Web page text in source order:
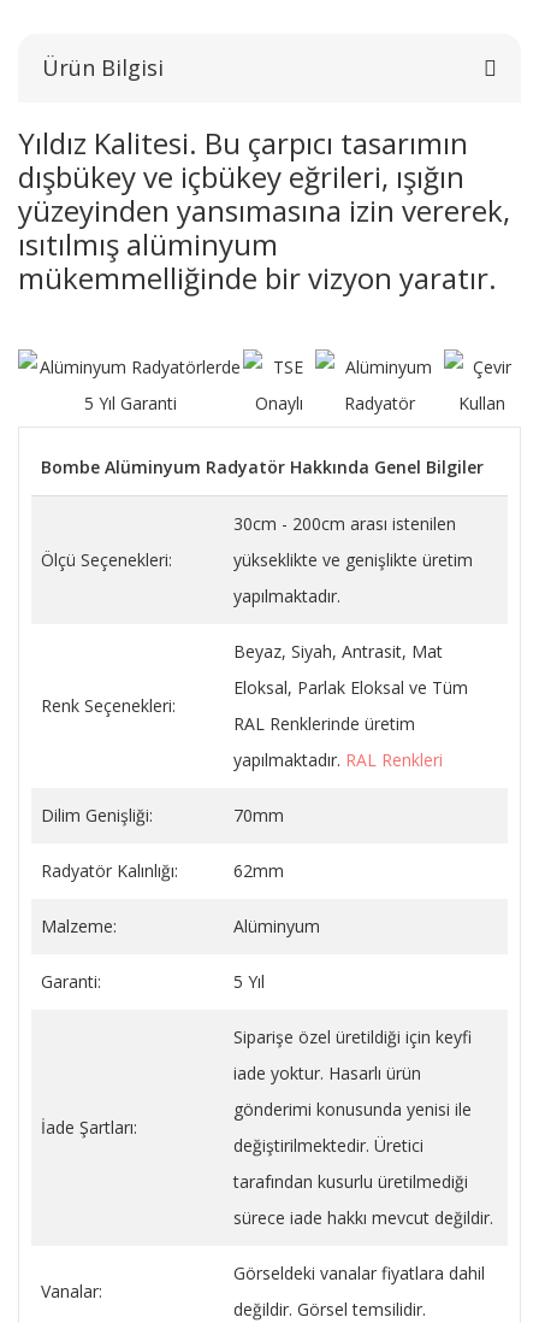
Ürün Bilgisi
Yıldız Kalitesi. Bu çarpıcı tasarımın
dışbükey ve içbükey eğrileri, ışığın
yüzeyinden yansımasına izin vererek,
ısıtılmış alüminyum
mükemmelliğinde bir vizyon yaratır.
Bombe Alüminyum Radyatör Hakkında Genel Bilgiler
Ölçü Seçenekleri:
30cm - 200cm arası istenilen
yükseklikte ve genişlikte üretim
yapılmaktadır.
Renk Seçenekleri:
Beyaz, Siyah, Antrasit, Mat
Eloksal, Parlak Eloksal ve Tüm
RAL Renklerinde üretim
yapılmaktadır. RAL Renkleri
Dilim Genişliği: 70mm
Radyatör Kalınlığı: 62mm
Malzeme: Alüminyum
Garanti: 5 Yıl
İade Şartları:
Siparişe özel üretildiği için keyfi
iade yoktur. Hasarlı ürün
gönderimi konusunda yenisi ile
değiştirilmektedir. Üretici
tarafından kusurlu üretilmediği
sürece iade hakkı mevcut değildir.
Vanalar:
Görseldeki vanalar fiyatlara dahil
değildir. Görsel temsilidir.